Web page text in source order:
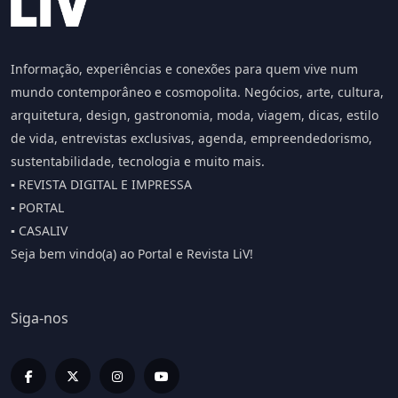
Informação, experiências e conexões para quem vive num
mundo contemporâneo e cosmopolita. Negócios, arte, cultura,
arquitetura, design, gastronomia, moda, viagem, dicas, estilo
de vida, entrevistas exclusivas, agenda, empreendedorismo,
sustentabilidade, tecnologia e muito mais.
▪️ REVISTA DIGITAL E IMPRESSA
▪️ PORTAL
▪️ CASALIV
Seja bem vindo(a) ao Portal e Revista LiV!
Siga-nos